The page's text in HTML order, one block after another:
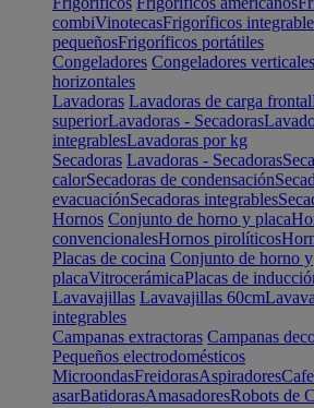
combiVinotecasFrigoríficos
pequeñosFrigoríficos portátiles
Congeladores Congeladores verticales
horizontales
Lavadoras Lavadoras de carga frontal
superiorLavadoras - Secadoras
integrablesLavadoras por kg
Secadoras Lavadoras - Secadoras
calorSecadoras de condensación
evacuaciónSecadoras integrables
Hornos Conjunto de horno y placa
convencionalesHornos pirolíticos
Placas de cocina Conjunto de horno y
placaVitrocerámicaPlacas de
Lavavajillas Lavavajillas 60cm
integrables
Campanas extractoras Campanas
Pequeños electrodomésticos
MicroondasFreidorasAspiradores
asarBatidorasAmasadoresRobots de